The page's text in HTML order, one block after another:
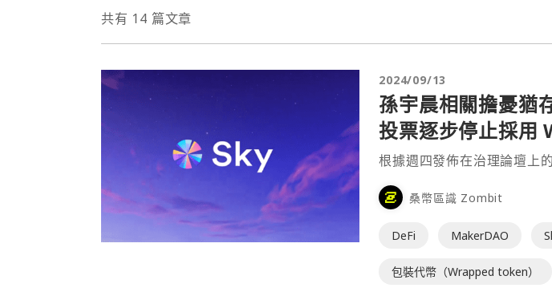
共有 14 篇文章
2024/09/13
孫宇晨相關擔憂猶
投票逐步停止採用
根據週四發佈在治理論壇上
桑幣區識 Zombit
DeFi MakerDAO
包裝代幣（Wrapped token）